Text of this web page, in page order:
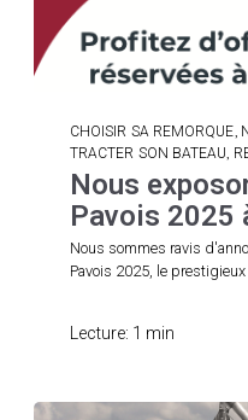
CHOISIR SA REMORQUE,
TRACTER SON BATEAU,
Nous
Pavois 2025
Nous sommes ravis
Pavois 2025, le prestigieux
Lecture: 1 min